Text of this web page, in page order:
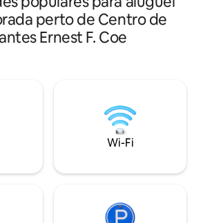
e da
Keys. Na cidade de
banheira de
não aquecida.
de
por uma taxa
perto de Centro de
Ernest F. Coe
Wi-Fi